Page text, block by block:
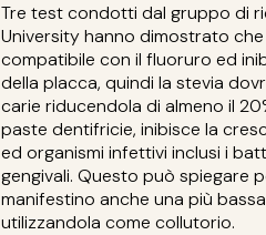
Tre test condotti dal gruppo di
University hanno dimostrato
compatibile con il fluoruro ed
della placca, quindi la stevia
carie riducendola di almeno il
paste dentifricie, inibisce la
ed organismi infettivi inclusi i
gengivali. Questo può spiegare
manifestino anche una più
utilizzandola come collutorio.